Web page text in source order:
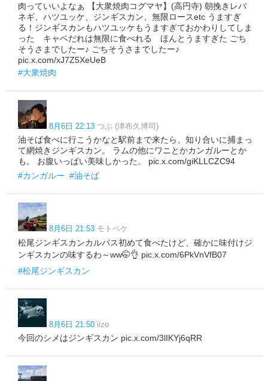
肉っていいよなぁ 【大衆焼肉コグマヤ】(高円寺) 朝挽きレバ
ネギ、ハツユッケ、ジンギスカン、無限ロースetc うますぎ
る！ジンギスカンもハツユッケもうますぎておかわりしてしま
った キャベだれは無限に食べれる ほんとうますぎた ごち
そうさまでしたー♪ ごちそうさまでしたー♪
pic.x.com/xJ7Z5XeUeB
#大衆焼肉
8月6日 22:13 つぶ (津布久博司)
油そば食べに行こうかなと駅前まで来たら、知り合いに捕まっ
て網焼きジンギスカン。 ラムの他にワニとかカンガルーとか
も。 お腹いっぱい美味しかった。 pic.x.com/giKLLCZC94
#カンガルー #油そば
8月6日 21:53 モトペケ
松尾ジンギスカンカルパス初めて食べたけど、確かに味付けジ
ンギスカンの味するわ～ww🤭👌 pic.x.com/6PkVnVfB07
#松尾ジンギスカン
8月6日 21:50 iizo
今回のシメはジンギスカン pic.x.com/3lIKYj6qRR